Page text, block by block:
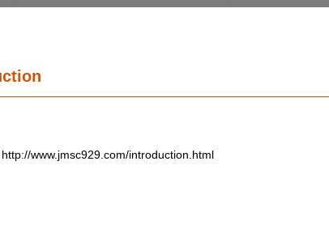
www.jmsc929.com/introduction.html